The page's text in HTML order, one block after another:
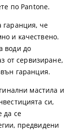
по Pantone.
гаранция, че
и качествено.
води до
от сервизиране,
гаранция.
мастила и
си,
да се
предвидени